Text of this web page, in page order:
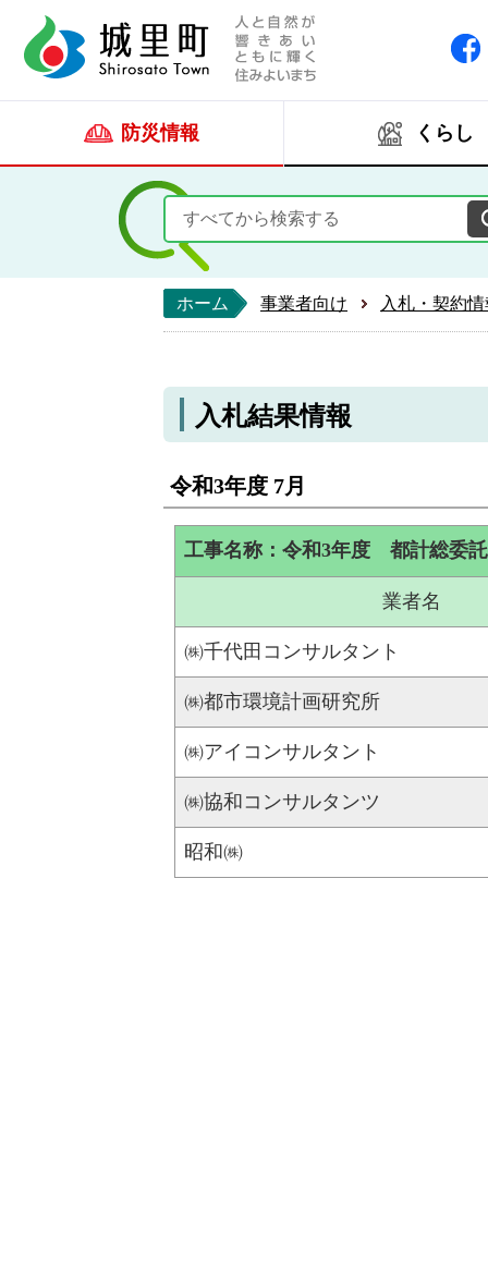
防災情報 くらし
ホーム 事業者向け 入札・契約
入札結果情報
令和3年度 7月
工事名称：令和3年度 都計総委
業者名
㈱千代田コンサルタント
㈱都市環境計画研究所
㈱アイコンサルタント
㈱協和コンサルタンツ
昭和㈱